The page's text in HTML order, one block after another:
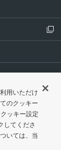
ーポリシー
ポリシー
シビリティ対応
用いただけ
のクッキー
ッキー設定
してくださ
いては、当